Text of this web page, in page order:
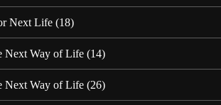
Next Life (18)
Next Way of Life (14)
Next Way of Life (26)